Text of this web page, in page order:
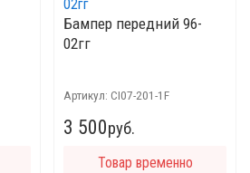
Бампер передний 96-
02гг
Артикул: CI07-201-1F
3 500руб.
Товар временно